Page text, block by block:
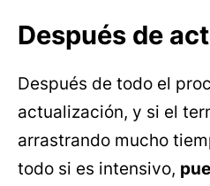
Después de
Después de todo el
actualización, y si el
arrastrando mucho
todo si es intensivo,